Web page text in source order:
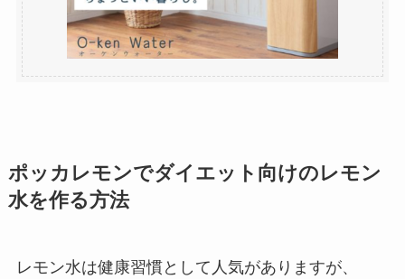
ポッカレモンでダイエット向けのレモン
水を作る方法
レモン水は健康習慣として人気がありますが、